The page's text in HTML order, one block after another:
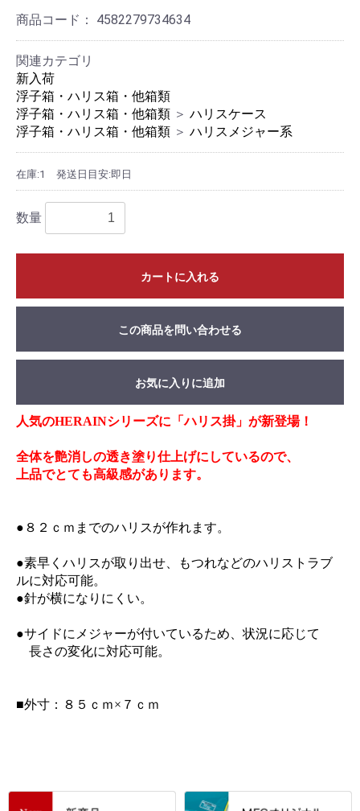
商品コード： 4582279734634
関連カテゴリ
新入荷
浮子箱・ハリス箱・他箱類
浮子箱・ハリス箱・他箱類 ＞ ハリスケース
浮子箱・ハリス箱・他箱類 ＞ ハリスメジャー系
在庫:1 発送日目安:即日
数量
カートに入れる
この商品を問い合わせる
お気に入りに追加
人気のHERAINシリーズに「ハリス掛」が新登場！
全体を艶消しの透き塗り仕上げにしているので、
上品でとても高級感があります。
●８２ｃｍまでのハリスが作れます。
●素早くハリスが取り出せ、もつれなどのハリストラブ
ルに対応可能。
●針が横になりにくい。
●サイドにメジャーが付いているため、状況に応じて
長さの変化に対応可能。
■外寸：８５ｃｍ×７ｃｍ